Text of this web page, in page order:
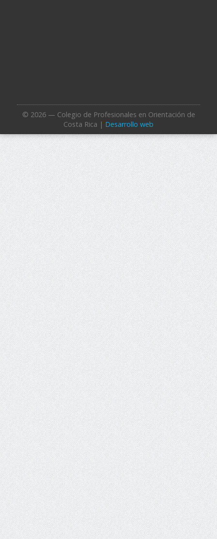
© 2026 — Colegio de Profesionales en Orientación de
Costa Rica | Desarrollo web